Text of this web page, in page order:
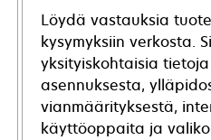
Löydä vastauksia
kysymyksiin verkosta.
yksityiskohtaisia
asennuksesta,
vianmäärityksestä,
käyttöoppaita ja